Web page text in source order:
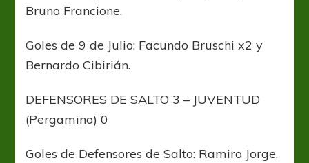
Bruno Francione.
Goles de 9 de Julio: Facundo Bruschi x2 y
Bernardo Cibirián.
DEFENSORES DE SALTO 3 – JUVENTUD
(Pergamino) 0
Goles de Defensores de Salto: Ramiro Jorge,